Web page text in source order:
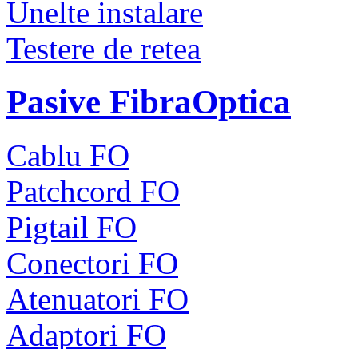
Unelte instalare
Testere de retea
Pasive FibraOptica
Cablu FO
Patchcord FO
Pigtail FO
Conectori FO
Atenuatori FO
Adaptori FO